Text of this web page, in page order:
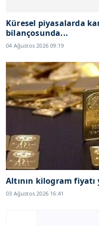
Küresel piyasalarda
bilançosunda...
04 Ağustos 2026 09:19
Altının kilogram fiyatı
03 Ağustos 2026 16:41